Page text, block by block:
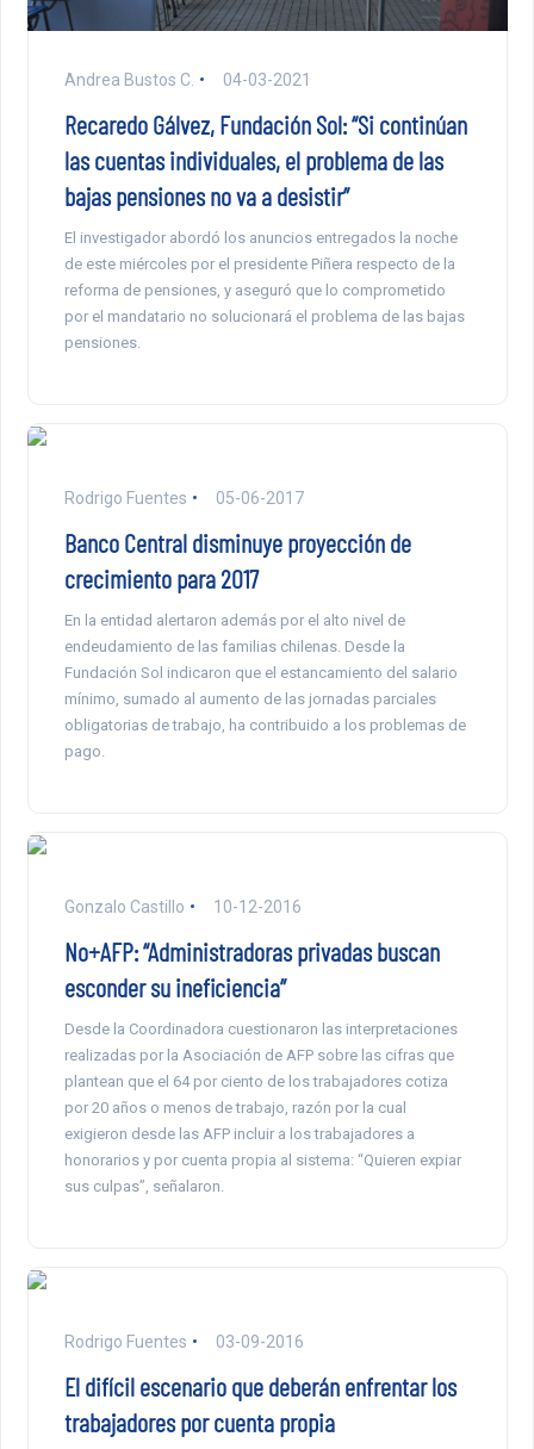
Andrea Bustos C. 04-03-2021
Recaredo Gálvez, Fundación Sol: “Si continúan
las cuentas individuales, el problema de las
bajas pensiones no va a desistir”
El investigador abordó los anuncios entregados la noche
de este miércoles por el presidente Piñera respecto de la
reforma de pensiones, y aseguró que lo comprometido
por el mandatario no solucionará el problema de las bajas
pensiones.
Rodrigo Fuentes 05-06-2017
Banco Central disminuye proyección de
crecimiento para 2017
En la entidad alertaron además por el alto nivel de
endeudamiento de las familias chilenas. Desde la
Fundación Sol indicaron que el estancamiento del salario
mínimo, sumado al aumento de las jornadas parciales
obligatorias de trabajo, ha contribuido a los problemas de
pago.
Gonzalo Castillo 10-12-2016
No+AFP: “Administradoras privadas buscan
esconder su ineficiencia”
Desde la Coordinadora cuestionaron las interpretaciones
realizadas por la Asociación de AFP sobre las cifras que
plantean que el 64 por ciento de los trabajadores cotiza
por 20 años o menos de trabajo, razón por la cual
exigieron desde las AFP incluir a los trabajadores a
honorarios y por cuenta propia al sistema: “Quieren expiar
sus culpas”, señalaron.
Rodrigo Fuentes 03-09-2016
El difícil escenario que deberán enfrentar los
trabajadores por cuenta propia